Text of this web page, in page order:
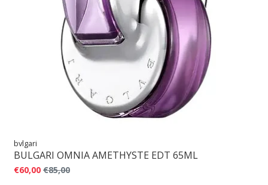
bvlgari
BULGARI OMNIA AMETHYSTE EDT 65ML
€60,00 €85,00